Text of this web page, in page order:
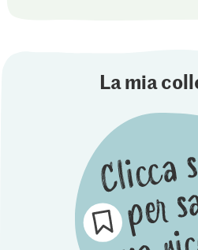
La mia